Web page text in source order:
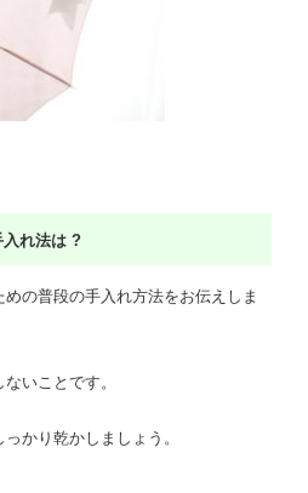
れ法は ?
の普段の手入れ方法をお伝えしま
いことです。
かり乾かしましょう。